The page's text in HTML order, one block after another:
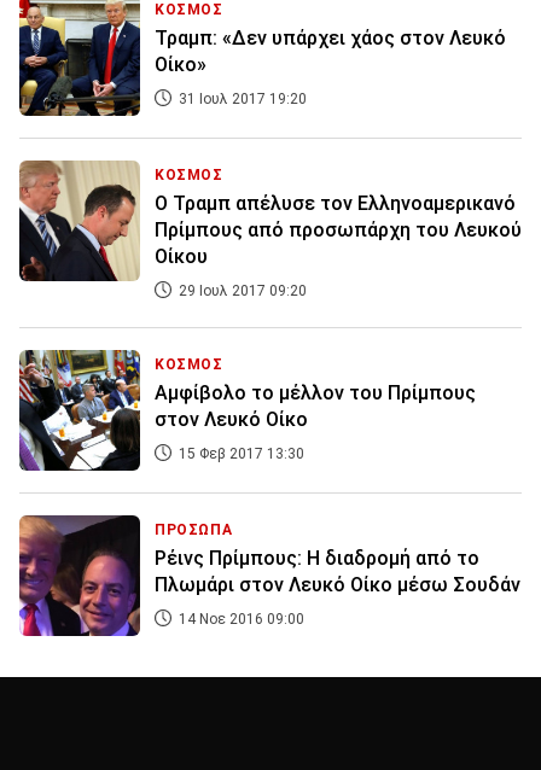
ΚΟΣΜΟΣ
Τραμπ: «Δεν υπάρχει χάος στον Λευκό
Οίκο»
31 Ιουλ 2017 19:20
ΚΟΣΜΟΣ
Ο Τραμπ απέλυσε τον Ελληνοαμερικανό
Πρίμπους από προσωπάρχη του Λευκού
Οίκου
29 Ιουλ 2017 09:20
ΚΟΣΜΟΣ
Αμφίβολο το μέλλον του Πρίμπους
στον Λευκό Οίκο
15 Φεβ 2017 13:30
ΠΡΟΣΩΠΑ
Ρέινς Πρίμπους: Η διαδρομή από το
Πλωμάρι στον Λευκό Οίκο μέσω Σουδάν
14 Νοε 2016 09:00